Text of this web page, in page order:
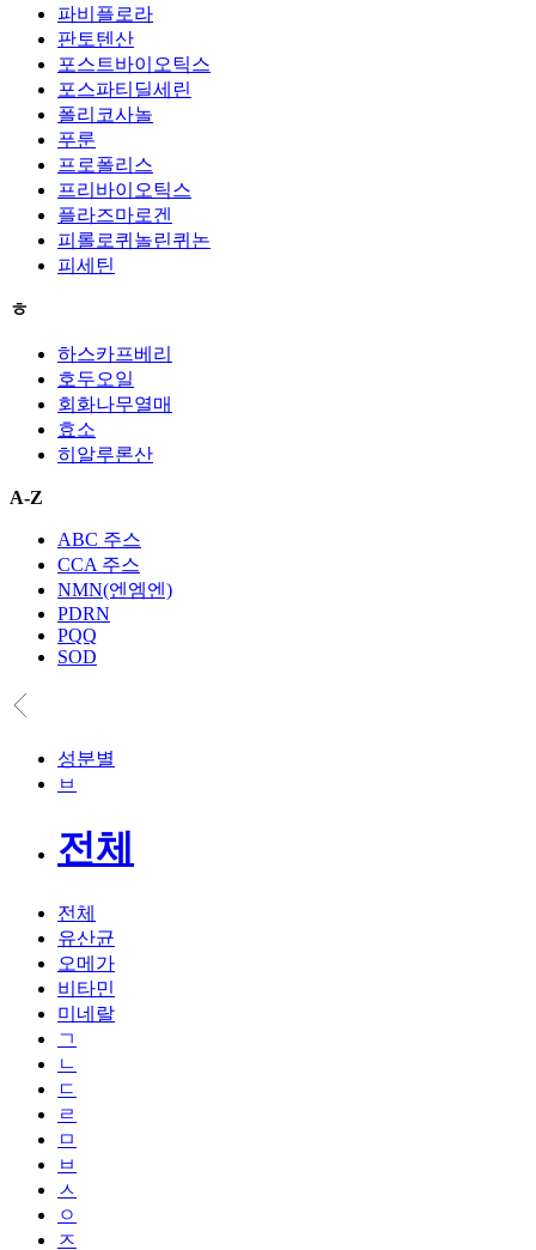
파비플로라
판토텐산
포스트바이오틱스
포스파티딜세린
폴리코사놀
푸룬
프로폴리스
프리바이오틱스
플라즈마로겐
피롤로퀴놀린퀴논
피세틴
ㅎ
하스카프베리
호두오일
회화나무열매
효소
히알루론산
A-Z
ABC 주스
CCA 주스
NMN(엔엠엔)
PDRN
PQQ
SOD
성분별
ㅂ
전체
전체
유산균
오메가
비타민
미네랄
ㄱ
ㄴ
ㄷ
ㄹ
ㅁ
ㅂ
ㅅ
ㅇ
ㅈ